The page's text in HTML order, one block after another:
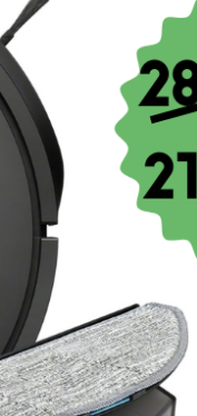
Aeg
Aeg
€
Vuoi
“Dove
Whatsapp
Ci